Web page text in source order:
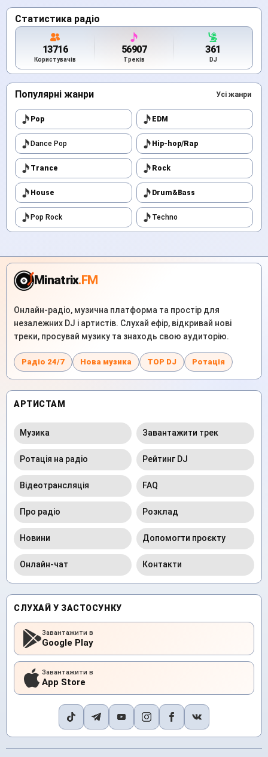
Статистика радіо
13716
Користувачів
56907
Треків
361
DJ
Популярні жанри Усі жанри
Pop EDM
Dance Pop Hip-hop/Rap
Trance Rock
House Drum&Bass
Pop Rock Techno
Minatrix.FM
Онлайн-радіо, музична платформа та простір для
незалежних DJ і артистів. Слухай ефір, відкривай нові
треки, просувай музику та знаходь свою аудиторію.
Радіо 24/7 Нова музика TOP DJ Ротація
АРТИСТАМ
Музика Завантажити трек
Ротація на радіо Рейтинг DJ
Відеотрансляція FAQ
Про радіо Розклад
Новини Допомогти проєкту
Онлайн-чат Контакти
СЛУХАЙ У ЗАСТОСУНКУ
Завантажити в
Google Play
Завантажити в
App Store